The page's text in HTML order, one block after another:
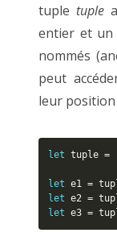
tuple tuple
entier et un
nommés
peut
leur position
let tuple =
let e1 =
let e2 =
let e3 =